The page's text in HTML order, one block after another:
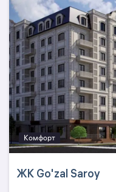
Комфорт
ЖК Go'zal Saroy